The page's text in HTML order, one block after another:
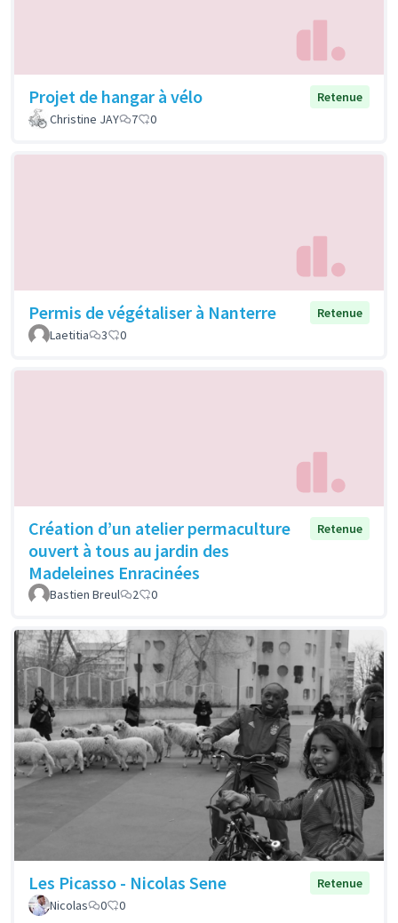
Projet de hangar à vélo
Retenue
Christine JAY
7 0
Permis de végétaliser à Nanterre
Retenue
Laetitia
3 0
Création d’un atelier permaculture
ouvert à tous au jardin des
Madeleines Enracinées
Retenue
Bastien Breul 2 0
Les Picasso - Nicolas Sene
Retenue
Nicolas
0 0